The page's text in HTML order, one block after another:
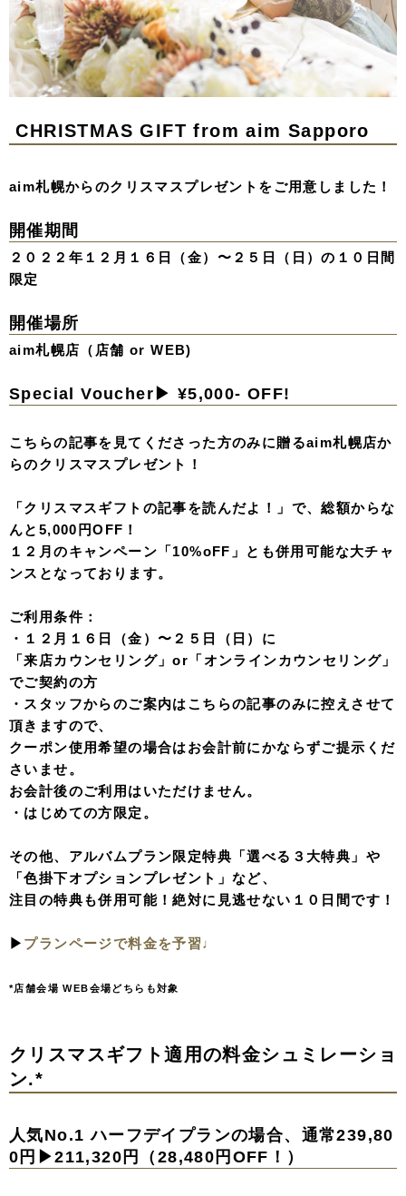
CHRISTMAS GIFT from aim Sapporo
aim札幌からのクリスマスプレゼントをご用意しました！
開催期間
２０２２年１２月１６日（金）〜２５日（日）の１０日間
限定
開催場所
aim札幌店（店舗 or WEB)
Special Voucher▶︎ ¥5,000- OFF!
こちらの記事を見てくださった方のみに贈るaim札幌店か
らのクリスマスプレゼント！
「クリスマスギフトの記事を読んだよ！」で、総額からな
んと5,000円OFF！
１２月のキャンペーン「10%oFF」とも併用可能な大チャ
ンスとなっております。
ご利用条件：
・１２月１６日（金）〜２５日（日）に
「来店カウンセリング」or「オンラインカウンセリング」
でご契約の方
・スタッフからのご案内はこちらの記事のみに控えさせて
頂きますので、
クーポン使用希望の場合はお会計前にかならずご提示くだ
さいませ。
お会計後のご利用はいただけません。
・はじめての方限定。
その他、アルバムプラン限定特典「選べる３大特典」や
「色掛下オプションプレゼント」など、
注目の特典も併用可能！絶対に見逃せない１０日間です！
▶︎ プランページで料金を予習♩
*店舗会場 WEB会場どちらも対象
クリスマスギフト適用の料金シュミレーショ
ン.*
人気No.1 ハーフデイプランの場合、通常239,80
0円▶︎211,320円（28,480円OFF！）